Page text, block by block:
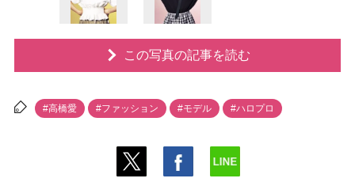
この写真の記事を読む
#高橋愛 #ファッション #モデル #ハロプロ